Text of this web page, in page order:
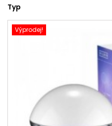
Typ
Výprodej!